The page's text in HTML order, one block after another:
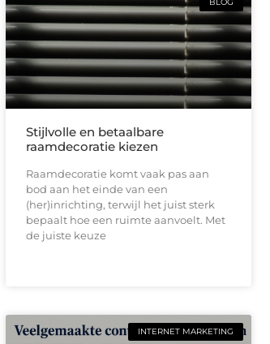
BLOG
Stijlvolle en betaalbare
raamdecoratie kiezen
Raamdecoratie komt vaak pas aan
bod aan het einde van een
(her)inrichting, terwijl het juist sterk
bepaalt hoe een ruimte aanvoelt. Met
de juiste keuze
INTERNET MARKETING